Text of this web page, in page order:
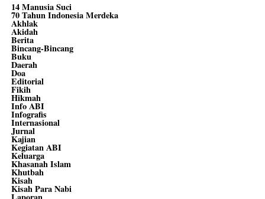
14 Manusia Suci
70 Tahun Indonesia Merdeka
Akhlak
Akidah
Berita
Bincang-Bincang
Buku
Daerah
Doa
Editorial
Fikih
Hikmah
Info ABI
Infografis
Internasional
Jurnal
Kajian
Kegiatan ABI
Keluarga
Khasanah Islam
Khutbah
Kisah
Kisah Para Nabi